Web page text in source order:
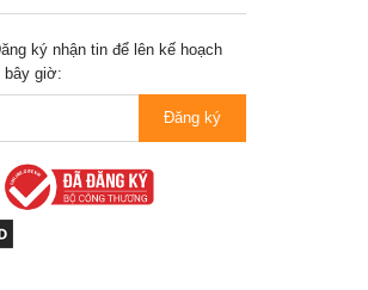
ký nhận tin để lên kế hoạch
bây giờ:
Đăng ký